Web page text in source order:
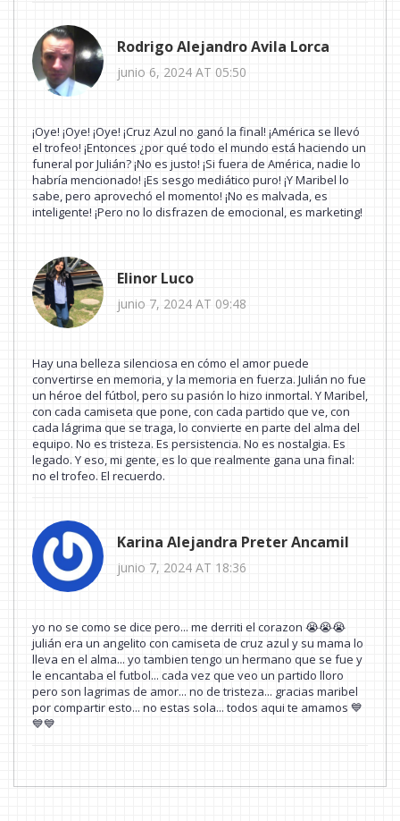
Rodrigo Alejandro Avila Lorca
junio 6, 2024 AT 05:50
¡Oye! ¡Oye! ¡Oye! ¡Cruz Azul no ganó la final! ¡América se llevó
el trofeo! ¡Entonces ¿por qué todo el mundo está haciendo un
funeral por Julián? ¡No es justo! ¡Si fuera de América, nadie lo
habría mencionado! ¡Es sesgo mediático puro! ¡Y Maribel lo
sabe, pero aprovechó el momento! ¡No es malvada, es
inteligente! ¡Pero no lo disfrazen de emocional, es marketing!
Elinor Luco
junio 7, 2024 AT 09:48
Hay una belleza silenciosa en cómo el amor puede
convertirse en memoria, y la memoria en fuerza. Julián no fue
un héroe del fútbol, pero su pasión lo hizo inmortal. Y Maribel,
con cada camiseta que pone, con cada partido que ve, con
cada lágrima que se traga, lo convierte en parte del alma del
equipo. No es tristeza. Es persistencia. No es nostalgia. Es
legado. Y eso, mi gente, es lo que realmente gana una final:
no el trofeo. El recuerdo.
Karina Alejandra Preter Ancamil
junio 7, 2024 AT 18:36
yo no se como se dice pero... me derriti el corazon 😭😭😭
julián era un angelito con camiseta de cruz azul y su mama lo
lleva en el alma... yo tambien tengo un hermano que se fue y
le encantaba el futbol... cada vez que veo un partido lloro
pero son lagrimas de amor... no de tristeza... gracias maribel
por compartir esto... no estas sola... todos aqui te amamos 💙
💙💙